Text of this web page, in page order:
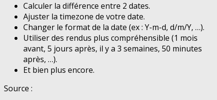
Calculer la différence entre 2 dates.
Ajuster la timezone de votre date.
Changer le format de la date (ex : Y-m-d, d/m/Y, …).
Utiliser des rendus plus compréhensible (1 mois
avant, 5 jours après, il y a 3 semaines, 50 minutes
après, …).
Et bien plus encore.
Source :